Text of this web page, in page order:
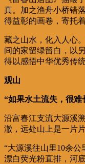
真。加之渔舟小桥错
得益彰的画卷，寄托
藏之山水，化入人心
间的家留绿留白，以
得以感悟中华优秀传
观山
“如果水土流失，很
沿富春江支流大源溪
澈，远处山上是一片
“大源溪往山里10余公
漂白荧光粉直排，河